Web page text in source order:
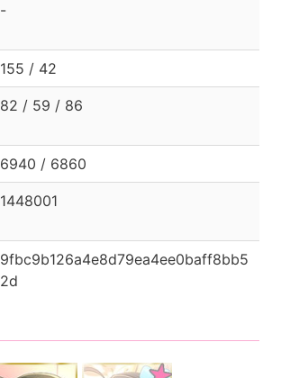
-
155 / 42
82 / 59 / 86
6940 / 6860
1448001
9fbc9b126a4e8d79ea4ee0baff8bb5
2d